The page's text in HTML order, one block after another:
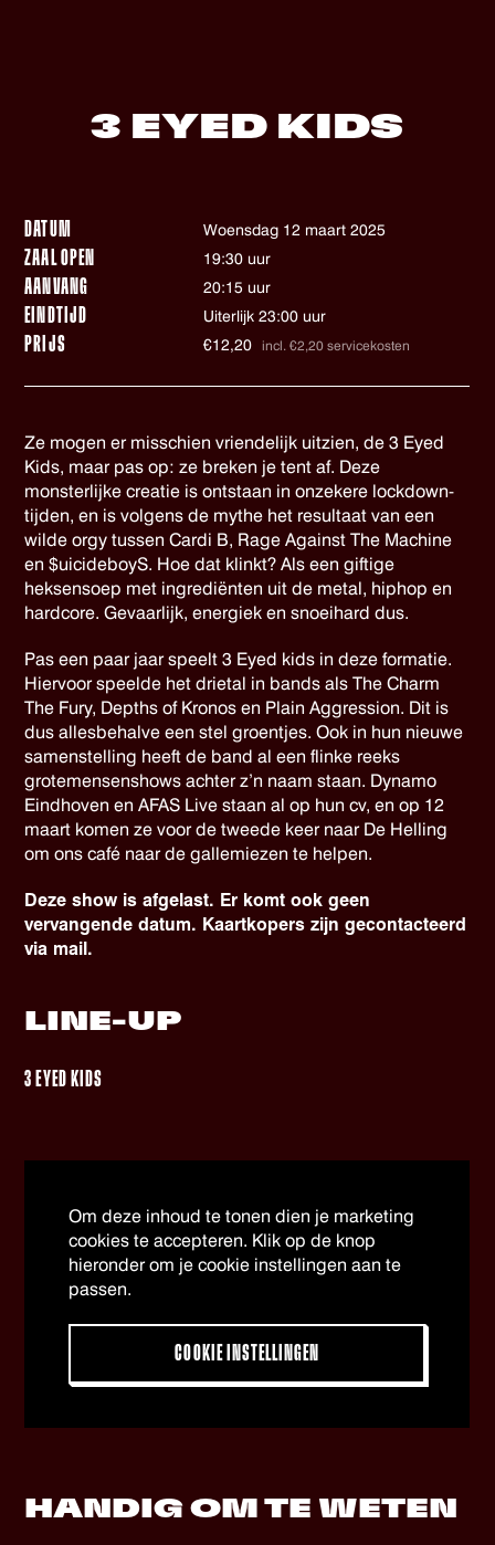
3 EYED KIDS
DATUM woensdag 12 maart 2025
ZAAL OPEN 19:30 uur
AANVANG 20:15 uur
EINDTIJD Uiterlijk 23:00 uur
PRIJS €12,20 incl. €2,20 servicekosten
Ze mogen er misschien vriendelijk uitzien, de 3 Eyed
Kids, maar pas op: ze breken je tent af. Deze
monsterlijke creatie is ontstaan in onzekere lockdown-
tijden, en is volgens de mythe het resultaat van een
wilde orgy tussen Cardi B, Rage Against The Machine
en $uicideboyS. Hoe dat klinkt? Als een giftige
heksensoep met ingrediënten uit de metal, hiphop en
hardcore. Gevaarlijk, energiek en snoeihard dus.
Pas een paar jaar speelt 3 Eyed kids in deze formatie.
Hiervoor speelde het drietal in bands als The Charm
The Fury, Depths of Kronos en Plain Aggression. Dit is
dus allesbehalve een stel groentjes. Ook in hun nieuwe
samenstelling heeft de band al een flinke reeks
grotemensenshows achter z’n naam staan. Dynamo
Eindhoven en AFAS Live staan al op hun cv, en op 12
maart komen ze voor de tweede keer naar De Helling
om ons café naar de gallemiezen te helpen.
Deze show is afgelast. Er komt ook geen
vervangende datum. Kaartkopers zijn gecontacteerd
via mail.
LINE-UP
3 EYED KIDS
Om deze inhoud te tonen dien je marketing
cookies te accepteren. Klik op de knop
hieronder om je cookie instellingen aan te
passen.
COOKIE INSTELLINGEN
HANDIG OMTE WETEN